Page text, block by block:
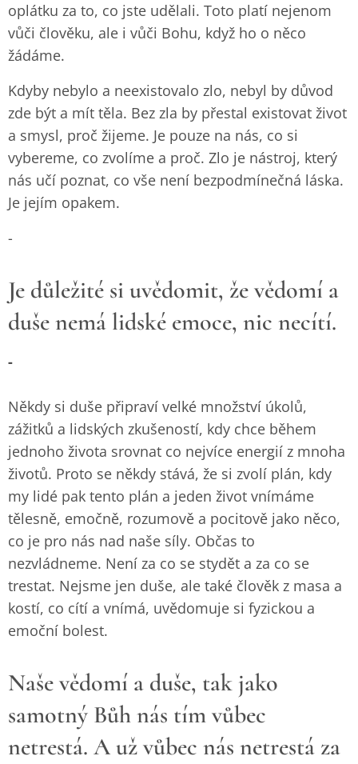
oplátku za to, co jste udělali. Toto platí nejenom
vůči člověku, ale i vůči Bohu, když ho o něco
žádáme.
Kdyby nebylo a neexistovalo zlo, nebyl by důvod
zde být a mít těla. Bez zla by přestal existovat život
a smysl, proč žijeme. Je pouze na nás, co si
vybereme, co zvolíme a proč. Zlo je nástroj, který
nás učí poznat, co vše není bezpodmínečná láska.
Je jejím opakem.
-
Je důležité si uvědomit, že vědomí a
duše nemá lidské emoce, nic necítí.
-
Někdy si duše připraví velké množství úkolů,
zážitků a lidských zkušeností, kdy chce během
jednoho života srovnat co nejvíce energií z mnoha
životů. Proto se někdy stává, že si zvolí plán, kdy
my lidé pak tento plán a jeden život vnímáme
tělesně, emočně, rozumově a pocitově jako něco,
co je pro nás nad naše síly. Občas to
nezvládneme. Není za co se stydět a za co se
trestat. Nejsme jen duše, ale také člověk z masa a
kostí, co cítí a vnímá, uvědomuje si fyzickou a
emoční bolest.
Naše vědomí a duše, tak jako
samotný Bůh nás tím vůbec
netrestá. A už vůbec nás netrestá za